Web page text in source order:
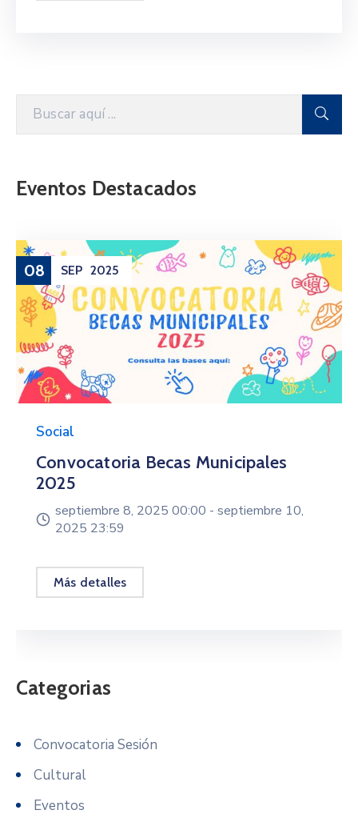
Eventos Destacados
08 SEP 2025
Social
Convocatoria Becas Municipales
2025
septiembre 8, 2025 00:00 - septiembre 10,
2025 23:59
Más detalles
Categorias
Convocatoria Sesión
Cultural
Eventos